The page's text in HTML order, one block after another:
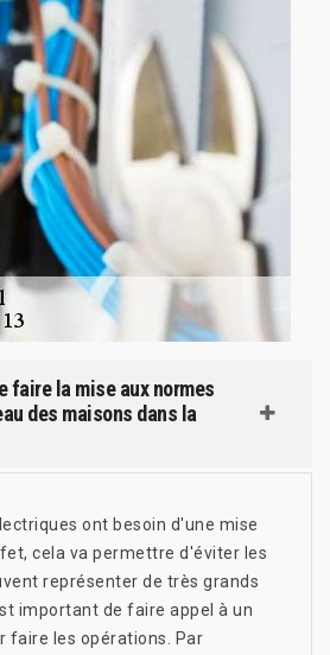
faire la mise aux normes
des maisons dans la
ont besoin d'une mise
cela va permettre d'éviter les
représenter de très grands
important de faire appel à un
faire les opérations. Par